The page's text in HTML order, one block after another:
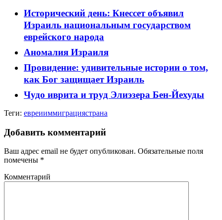
Исторический день: Кнессет объявил
Израиль национальным государством
еврейского народа
Аномалия Израиля
Провидение: удивительные истории о том,
как Бог защищает Израиль
Чудо иврита и труд Элиэзера Бен-Йехуды
Теги: евреииммиграциястрана
Добавить комментарий
Ваш адрес email не будет опубликован. Обязательные поля
помечены *
Комментарий